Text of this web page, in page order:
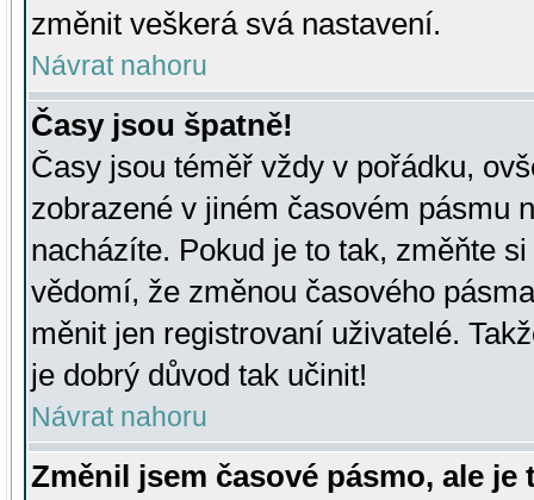
změnit veškerá svá nastavení.
Návrat nahoru
Časy jsou špatně!
Časy jsou téměř vždy v pořádku,
zobrazené v jiném časovém pásmu
nacházíte. Pokud je to tak, změňte
vědomí, že změnou časového
měnit jen registrovaní uživatelé.
je dobrý důvod tak učinit!
Návrat nahoru
Změnil jsem časové pásmo, ale je